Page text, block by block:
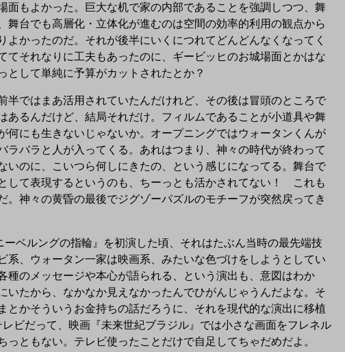
もよかった。巨大な机で家の内部であることを強調しつつ、舞
台でも高層化・立体化が進むのは空間の効率的利用の観点から
かったのだ。それが後半にいくにつれてどんどんなくなってく
それなりに工夫もあったのに、ギービッヒのお城場面とかはな
して単純に予算がカットされたとか？
ではまあ活用されていたんだけれど、その後は冒頭のところで
るんだけど、結局それだけ。フィルムであることが小道具や舞
にも生きないじゃないか。オープニングではウォータンくんが
バラと人が入ってくる。あれはつまり、神々の時代が終わって
のに、こいつら何しにきたの、という感じになってる。舞台で
して表現するというのも、ちーっとも活かされてない！ これも
神々の黄昏の最後でジグゾーパズルのモチーフが突然戻ってき
ベルングの指輪』を初演した頃、それはたぶん当時の最先端技
、ウォータン一家は映画系、みたいな色づけをしようとしてい
のメッセージや本心が語られる、という演出も、意図はわか
たから、なかなか見えなかったんでひがんじゃうんだよな。そ
かそういうお金持ちの話だろうに、それを現代的な演出に移植
ビだって、映画『未来世紀ブラジル』では小さな画面をフレネル
ともない。テレビ使ったことだけで自足してちゃだめだよ。